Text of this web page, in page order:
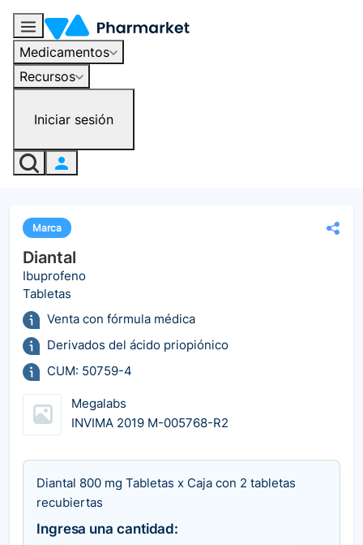
Medicamentos
Recursos
Iniciar sesión
Marca
Diantal
Ibuprofeno
Tabletas
Venta con fórmula médica
Derivados del ácido priopiónico
CUM: 50759-4
Megalabs
INVIMA 2019 M-005768-R2
Diantal 800 mg Tabletas x Caja con 2 tabletas
recubiertas
Ingresa una cantidad: